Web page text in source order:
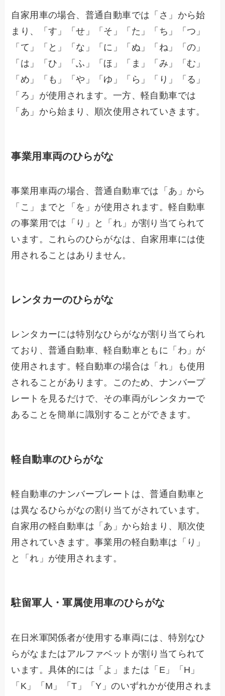
自家用車の場合、普通自動車では「さ」から始
まり、「す」「せ」「そ」「た」「ち」「つ」
「て」「と」「な」「に」「ぬ」「ね」「の」
「は」「ひ」「ふ」「ほ」「ま」「み」「む」
「め」「も」「や」「ゆ」「ら」「り」「る」
「ろ」が使用されます。一方、軽自動車では
「あ」から始まり、順次使用されていきます。
事業用車両のひらがな
事業用車両の場合、普通自動車では「あ」から
「こ」までと「を」が使用されます。軽自動車
の事業用では「り」と「れ」が割り当てられて
います。これらのひらがなは、自家用車には使
用されることはありません。
レンタカーのひらがな
レンタカーには特別なひらがなが割り当てられ
ており、普通自動車、軽自動車ともに「わ」が
使用されます。軽自動車の場合は「れ」も使用
されることがあります。このため、ナンバープ
レートを見るだけで、その車両がレンタカーで
あることを簡単に識別することができます。
軽自動車のひらがな
軽自動車のナンバープレートは、普通自動車と
は異なるひらがなの割り当てがされています。
自家用の軽自動車は「あ」から始まり、順次使
用されていきます。事業用の軽自動車は「り」
と「れ」が使用されます。
駐留軍人・軍属使用車のひらがな
在日米軍関係者が使用する車両には、特別なひ
らがなまたはアルファベットが割り当てられて
います。具体的には「よ」または「E」「H」
「K」「M」「T」「Y」のいずれかが使用されま